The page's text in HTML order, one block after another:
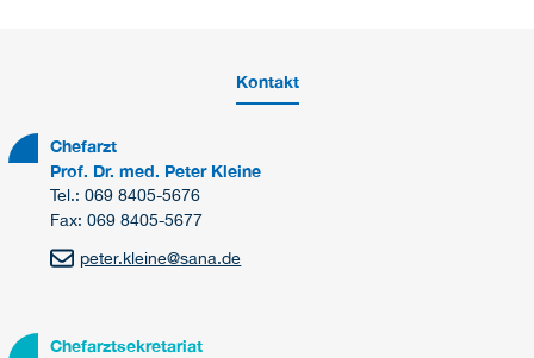
Kontakt
Chefarzt
Prof. Dr. med. Peter Kleine
Tel.: 069 8405-5676
Fax: 069 8405-5677
peter.kleine@sana.de
Chefarztsekretariat